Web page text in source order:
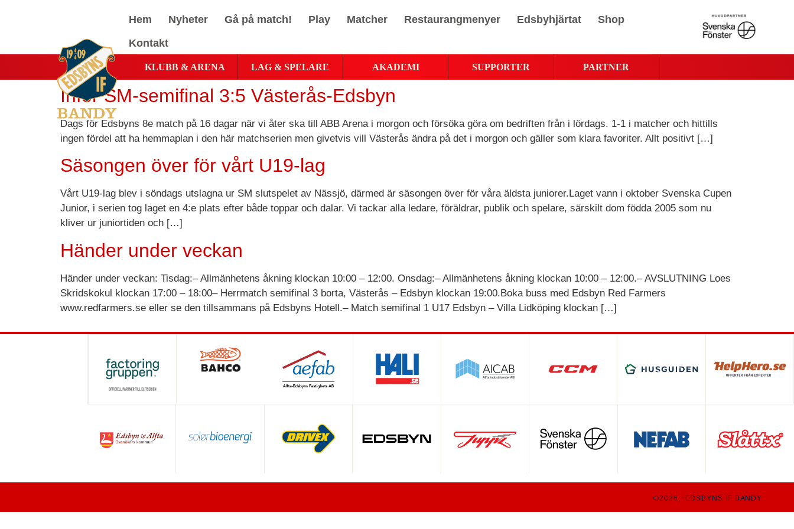
Hem Nyheter Gå på match! Play Matcher Restaurangmenyer Edsbyhjärtat
Shop
Kontakt
KLUBB & ARENA LAG & SPELARE AKADEMI SUPPORTER PARTNER
Inför SM-semifinal 3:5 Västerås-Edsbyn
Dags för Edsbyns 8e match på 16 dagar när vi åter ska till ABB Arena i morgon och försöka göra om bedriften från i lördags. 1-1 i matcher och hittills
ingen fördel att ha hemmaplan i den här matchserien men givetvis vill Västerås ändra på det i morgon och gäller som klara favoriter. Allt positivt […]
Säsongen över för vårt U19-lag
Vårt U19-lag blev i söndags utslagna ur SM slutspelet av Nässjö, därmed är säsongen över för våra äldsta juniorer.Laget vann i oktober Svenska Cupen
Junior, i serien tog laget en 4:e plats efter både toppar och dalar. Vi tackar alla ledare, föräldrar, publik och spelare, särskilt dom födda 2005 som nu
kliver ur juniortiden och […]
Händer under veckan
Händer under veckan: Tisdag:– Allmänhetens åkning klockan 10:00 – 12:00. Onsdag:– Allmänhetens åkning klockan 10:00 – 12:00.– AVSLUTNING Loes
Skridskokul klockan 17:00 – 18:00– Herrmatch semifinal 3 borta, Västerås – Edsbyn klockan 19:00.Boka buss med Edsbyn Red Farmers
www.redfarmers.se eller se den tillsammans på Edsbyns Hotell.– Match semifinal 1 U17 Edsbyn – Villa Lidköping klockan […]
©2026,+EDSBYNS IF BANDY